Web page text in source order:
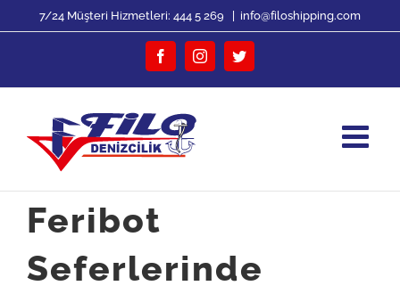
7/24 Müşteri Hizmetleri: 444 5 269 info@filoshipping.com
FacebookInstagramTwitter
Feribot
Seferlerinde